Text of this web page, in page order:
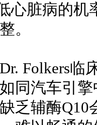
心脏病的
。
Folkers临
同汽车引
乏辅酶